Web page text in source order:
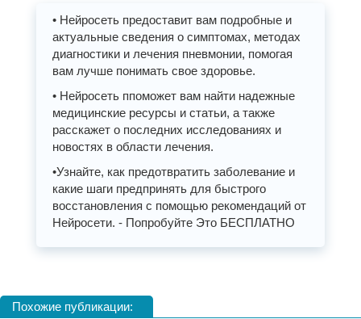
• Нейросеть предоставит вам подробные и
актуальные сведения о симптомах, методах
диагностики и лечения пневмонии, помогая
вам лучше понимать свое здоровье.
• Нейросеть ппоможет вам найти надежные
медицинские ресурсы и статьи, а также
расскажет о последних исследованиях и
новостях в области лечения.
•Узнайте, как предотвратить заболевание и
какие шаги предпринять для быстрого
восстановления с помощью рекомендаций от
Нейросети. - Попробуйте Это БЕСПЛАТНО
Похожие публикации: